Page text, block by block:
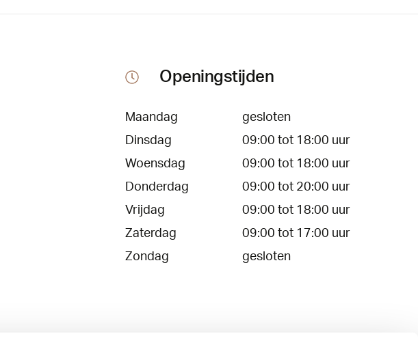
Openingstijden
Maandag
gesloten
Dinsdag
09:00 tot 18:00 uur
Woensdag
09:00 tot 18:00 uur
Donderdag
09:00 tot 20:00 uur
Vrijdag
09:00 tot 18:00 uur
Zaterdag
09:00 tot 17:00 uur
Zondag
gesloten